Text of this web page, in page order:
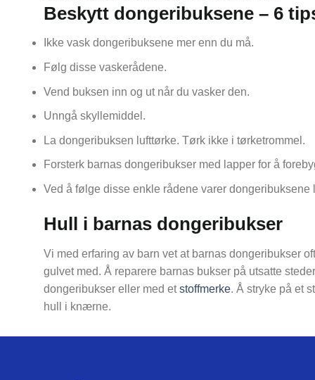
Beskytt dongeribuksene – 6
Ikke vask dongeribuksene mer enn du må.
Følg disse vaskerådene.
Vend buksen inn og ut når du vasker den.
Unngå skyllemiddel.
La dongeribuksen lufttørke. Tørk ikke i tørketrommel.
Forsterk barnas dongeribukser med lapper for å
Ved å følge disse enkle rådene varer
Hull i barnas dongeribukser
Vi med erfaring av barn vet at barnas dongeribukser
gulvet med. Å reparere barnas bukser på utsatte
dongeribukser eller med etstoffmerke. Å stryke på et
hull i knærne.